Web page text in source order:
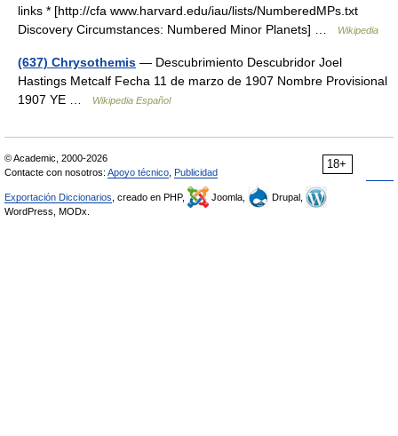
links * [http://cfa www.harvard.edu/iau/lists/NumberedMPs.txt
Discovery Circumstances: Numbered Minor Planets] …
Wikipedia
(637) Chrysothemis — Descubrimiento Descubridor Joel
Hastings Metcalf Fecha 11 de marzo de 1907 Nombre Provisional
1907 YE …
Wikipedia Español
18+
© Academic, 2000-2026
Contacte con nosotros: Apoyo técnico Publicidad
Exportación Diccionarios , creado en PHP, Joomla,
Drupal,
WordPress, MODx.